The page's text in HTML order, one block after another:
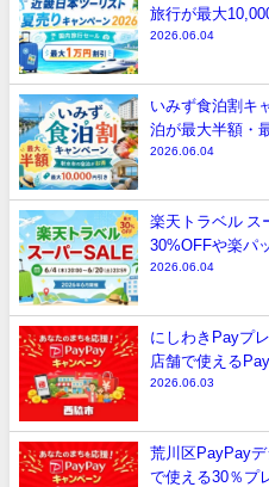
旅行が最大
2026.06.04
いみず食泊割キ
泊が最大半額・
2026.06.04
楽天トラベル ス
30%OFFや楽パ
2026.06.04
にしわきPayプ
店舗で使える
2026.06.03
荒川区PayPay
で使える30％プ